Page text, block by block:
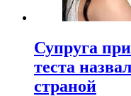
Супруга
теста
страной